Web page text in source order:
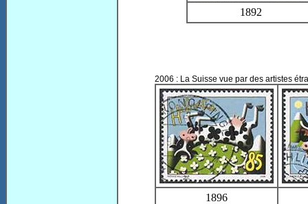
1892
2006 : La Suisse vue par des artistes
1896